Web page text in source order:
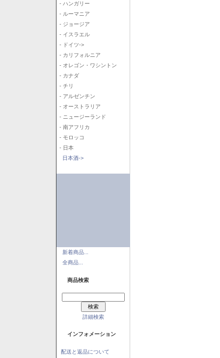
- ハンガリー
- ルーマニア
- ジョージア
- イスラエル
- ドイツ->
- カリフォルニア
- オレゴン・ワシントン
- カナダ
- チリ
- アルゼンチン
- オーストラリア
- ニュージーランド
- 南アフリカ
- モロッコ
- 日本
日本酒->
新着商品...
全商品...
商品検索
詳細検索
インフォメーション
配送と返品について